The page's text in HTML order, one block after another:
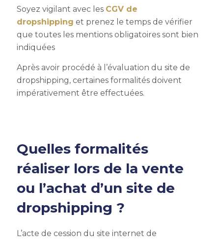
Soyez vigilant avec les CGV de
dropshipping et prenez le temps de vérifier
que toutes les mentions obligatoires sont bien
indiquées
Après avoir procédé à l’évaluation du site de
dropshipping, certaines formalités doivent
impérativement être effectuées.
Quelles formalités
réaliser lors de la vente
ou l’achat d’un site de
dropshipping ?
L’acte de cession du site internet de